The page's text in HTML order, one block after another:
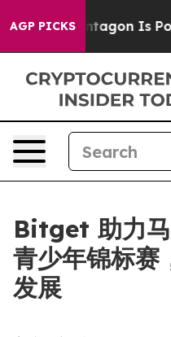
AGP PICKS
The Pentagon Is
Bitget 助力
青少年锦标赛
发展